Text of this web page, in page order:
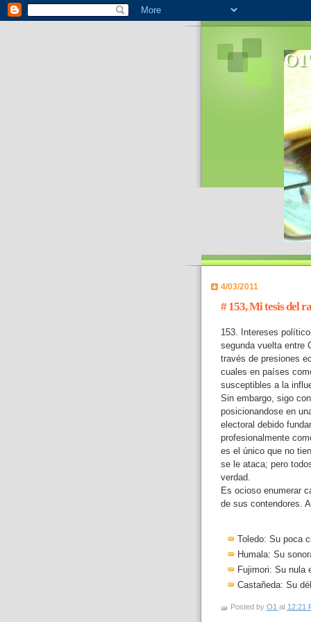
In
4/03/2011
# 153, Mi tesis del
153. Intereses
segunda vuelta entre
través de presiones
cuales en países
susceptibles a la
Sin embargo, sigo
posicionandose en
electoral debido
profesionalmente
es el único que no
se le ataca; pero
verdad.
Es ocioso enumerar
de sus contendores.
Toledo: Su poca
Humala: Su
Fujimori: Su nula
Castañeda: Su
Posted by O1 at 12:21